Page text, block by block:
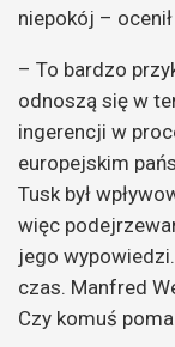
niepokój – ocenił
– To bardzo
odnoszą się w
ingerencji w
europejskim
Tusk był
więc
jego
czas. Manfred
Czy komuś